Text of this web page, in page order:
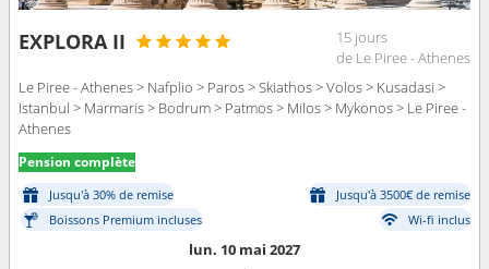
EXPLORA II
15 jours
de Le Piree - Athenes
Le Piree - Athenes > Nafplio > Paros > Skiathos > Volos > Kusadasi >
Istanbul > Marmaris > Bodrum > Patmos > Milos > Mykonos > Le Piree -
Athenes
Pension complète
Jusqu'à 30% de remise
Jusqu'à 3500€ de remise
Boissons Premium incluses
Wi-fi inclus
lun. 10 mai 2027